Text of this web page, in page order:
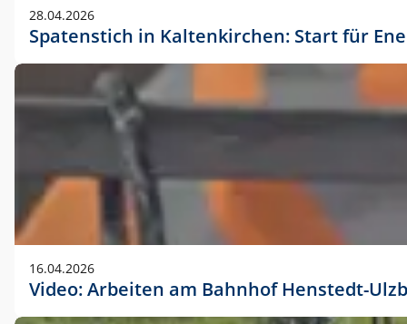
28.04.2026
Spatenstich in Kaltenkirchen: Start für
16.04.2026
Video: Arbeiten am Bahnhof Henstedt-